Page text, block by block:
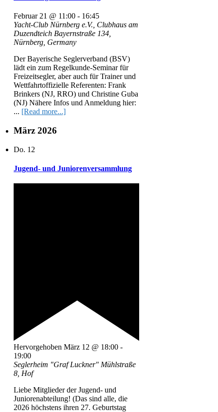
Februar 21 @ 11:00 - 16:45
Yacht-Club Nürnberg e.V., Clubhaus am
Duzendteich Bayernstraße 134,
Nürnberg, Germany
Der Bayerische Seglerverband (BSV)
lädt ein zum Regelkunde-Seminar für
Freizeitsegler, aber auch für Trainer und
Wettfahrtoffizielle Referenten: Frank
Brinkers (NJ, RRO) und Christine Guba
(NJ) Nähere Infos und Anmeldung hier:
... [Read more...]
März 2026
Do. 12
Jugend- und Juniorenversammlung
Hervorgehoben März 12 @ 18:00 -
19:00
Seglerheim "Graf Luckner" Mühlstraße
8, Hof
Liebe Mitglieder der Jugend- und
Juniorenabteilung! (Das sind alle, die
2026 höchstens ihren 27. Geburtstag